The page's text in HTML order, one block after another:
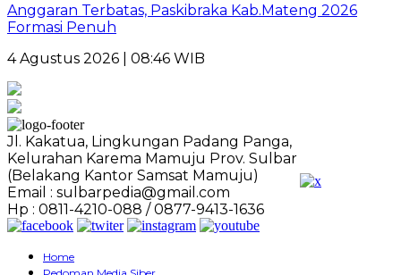
Anggaran Terbatas, Paskibraka Kab.Mateng 2026
Formasi Penuh
4 Agustus 2026 | 08:46 WIB
Jl. Kakatua, Lingkungan Padang Panga,
Kelurahan Karema Mamuju Prov. Sulbar
(Belakang Kantor Samsat Mamuju)
Email : sulbarpedia@gmail.com
Hp : 0811-4210-088 / 0877-9413-1636
Home
Pedoman Media Siber